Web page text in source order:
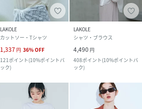
LAKOLE
カットソー・Tシャツ
1,337 円 36%OFF
121ポイント(10%ポイントバ
ック)
LAKOLE
シャツ・ブラウス
4,490 円
408ポイント(10%ポイントバ
ック)